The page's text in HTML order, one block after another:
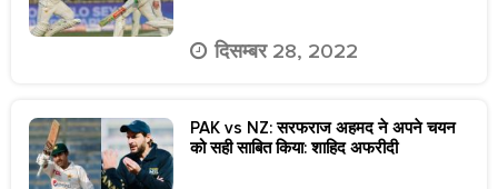
दिसम्बर 28, 2022
PAK vs NZ: सरफराज अहमद ने अपने चयन
को सही साबित किया: शाहिद अफरीदी